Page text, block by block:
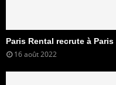
Paris Rental recrute à Paris
16 août 2022